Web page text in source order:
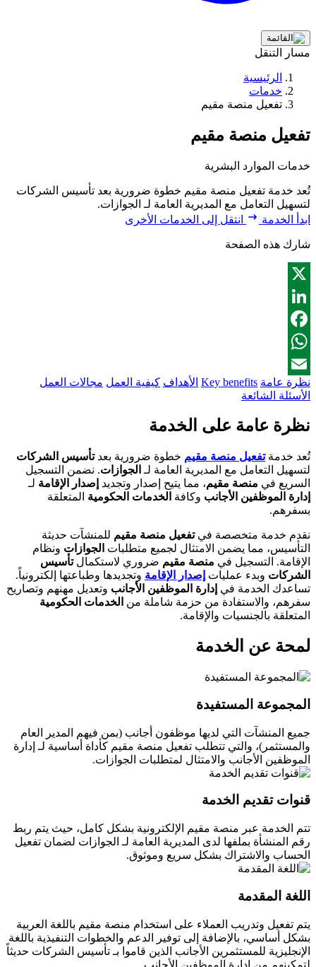
مسار التنقل
الرئيسية
خدمات
تفعيل منصة مقيم
تفعيل منصة مقيم
خدمات الموارد البشرية
تُعد خدمة تفعيل منصة مقيم خطوة ضرورية بعد تأسيس الشركات
لتسهيل التعامل مع المديرية العامة لـ الجوازات.
ابدأ الخدمة
انتقل إلى الخدمات الأخرى
شارك هذه الصفحة
X
LinkedIn
Facebook
WhatsApp
Email
نظرة عامة Key benefits الأهداف كيفية العمل مجالات العمل
الأسئلة الشائعة
نظرة عامة على الخدمة
تُعد خدمةتفعيل منصة مقيم خطوة ضرورية بعدتأسيس الشركات
لتسهيل التعامل مع المديرية العامة لـ الجوازات. نضمن التسجيل
السريع في منصة مقيم، مما يتيح إصدار وتجديد إصدار الإقامة لـ
إدارة الموظفين الأجانب وكافة الخدمات الحكومية المتعلقة
بسفرهم.
نقدم خدمة متخصصة فيتفعيل منصة مقيم للمنشآت حديثة
التأسيس، مما يضمن الامتثال لجميع متطلبات الجوازات ونظام
الإقامة. التسجيل في منصة مقيم ضروري لاستكمالتأسيس
الشركات وبدء عمليات إصدار الإقامة وتجديدها وطباعتها إلكترونياً.
تساعدك الخدمة في إدارة الموظفين الأجانب وتعديل مهنهم وتصاريح
سفرهم، والاستفادة من حزمة شاملة من الخدمات الحكومية
المتعلقة بالجنسيات والإقامة.
لمحة عن الخدمة
المجموعة المستفيدة
جميع المنشآت التي لديها موظفون أجانب (بمن فيهم المدير العام
والمستثمر)، والتي تتطلب تفعيل منصة مقيم كأداة أساسية لـ إدارة
الموظفين الأجانب والامتثال لمتطلبات الجوازات.
قنوات تقديم الخدمة
تتم الخدمة عبر منصة مقيم الإلكترونية بشكل كامل، حيث يتم ربط
رقم المنشأة بملفها لدى المديرية العامة لـ الجوازات لضمان تفعيل
الحساب والاشتراك بشكل سريع وموثوق.
اللغة المقدمة
يتم تفعيل وتدريب العملاء على استخدام منصة مقيم باللغة العربية
بشكل أساسي، بالإضافة إلى توفير الدعم والخطوات التنفيذية باللغة
الإنجليزية للمستثمرين الأجانب الذين قاموا بـ تأسيس الشركات حديثاً
لتمكينهم من إدارة الموظفين الأجانب.